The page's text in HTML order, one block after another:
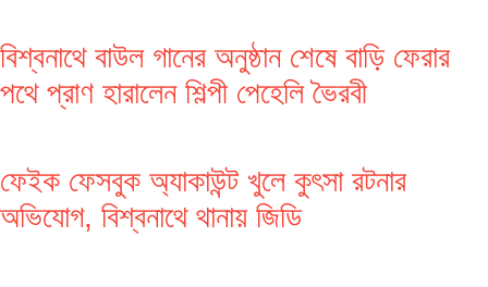
বিশ্বনাথে বাউল গানের অনুষ্ঠান শেষে বাড়ি ফেরার
পথে প্রাণ হারালেন শিল্পী পেহেলি ভৈরবী
ফেইক ফেসবুক অ্যাকাউন্ট খুলে কুৎসা রটনার
অভিযোগ, বিশ্বনাথে থানায় জিডি